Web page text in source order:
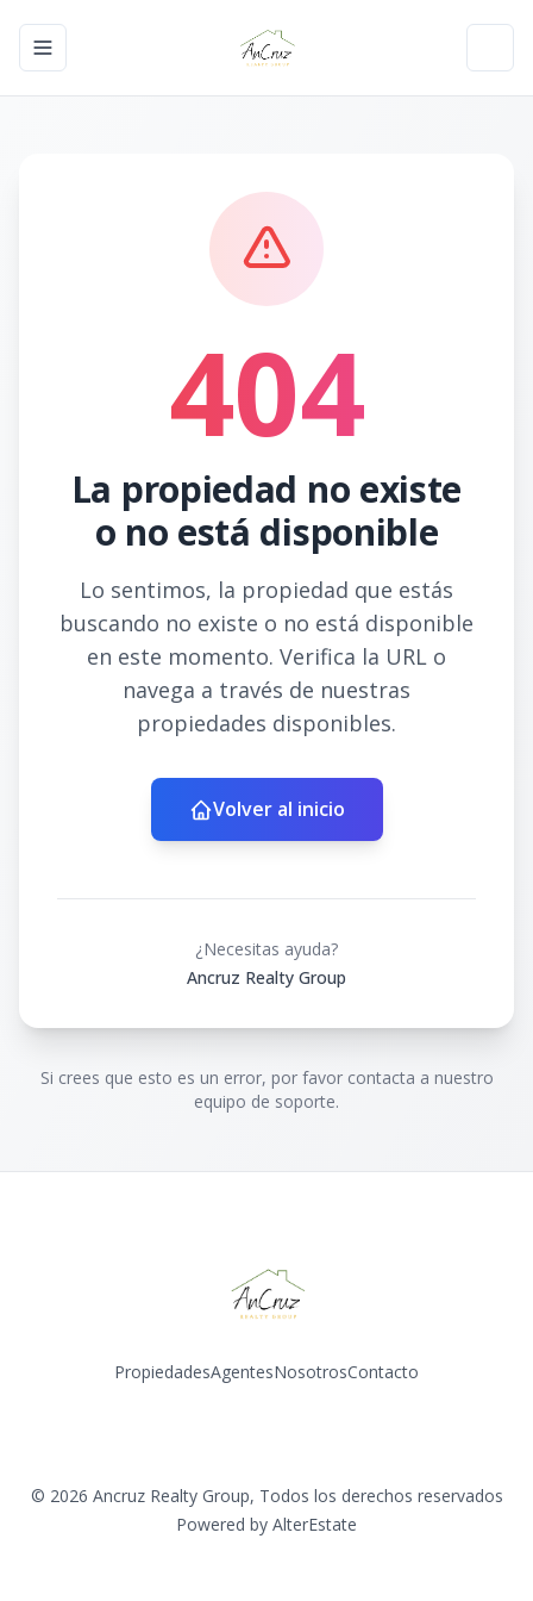
Toggle navigation menu
404
La propiedad no existe
o no está disponible
Lo sentimos, la propiedad que estás
buscando no existe o no está disponible
en este momento. Verifica la URL o
navega a través de nuestras
propiedades disponibles.
Volver al inicio
¿Necesitas ayuda?
Ancruz Realty Group
Si crees que esto es un error, por favor contacta a nuestro
equipo de soporte.
PropiedadesAgentesNosotrosContacto
© 2026 Ancruz Realty Group, Todos los derechos reservados
Powered by AlterEstate